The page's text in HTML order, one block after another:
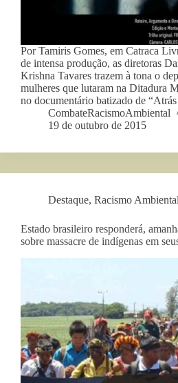
Por Tamiris Gomes, em Catraca
de intensa produção, as diretoras
Krishna Tavares trazem à tona o
mulheres que lutaram na Ditadura
no documentário batizado de
CombateRacismoAmbiental
19 de outubro de 2015
Destaque, Racismo Ambiental
Estado brasileiro responderá,
sobre massacre de indígenas em